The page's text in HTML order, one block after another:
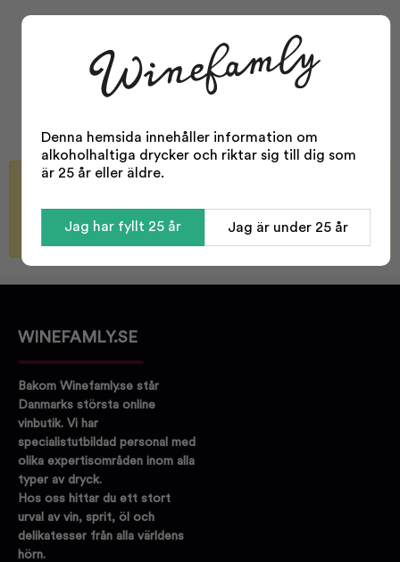
Typ: Vodka
Storlek:
Skicka
WINEFAMLY.SE
Bakom Winefamly.se står
Danmarks största online
vinbutik. Vi har
specialistutbildad personal med
olika expertisområden inom alla
typer av dryck.
Hos oss hittar du ett stort
urval av vin, sprit, öl och
delikatesser från alla världens
hörn.
Denna hemsida innehåller information om
alkoholhaltiga drycker och riktar sig till dig som
är 25 år eller äldre.
Jag har fyllt 25 år Jag är under 25 år